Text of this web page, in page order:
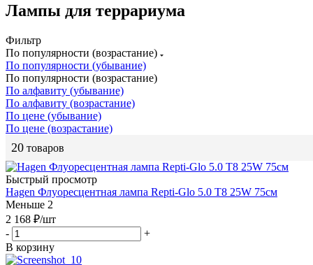
Лампы для террариума
Фильтр
По популярности (возрастание)
По популярности (убывание)
По популярности (возрастание)
По алфавиту (убывание)
По алфавиту (возрастание)
По цене (убывание)
По цене (возрастание)
20 товаров
Быстрый просмотр
Hagen Флуоресцентная лампа Repti-Glo 5.0 Т8 25W 75см
Меньше 2
2 168 ₽/шт
-
+
В корзину